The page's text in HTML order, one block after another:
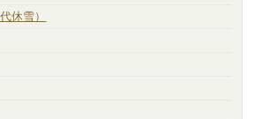
休雪）